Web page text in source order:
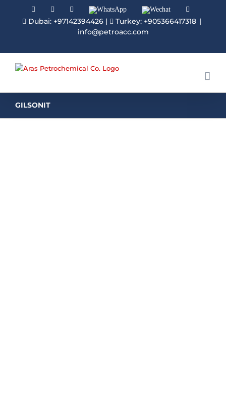
FacebookLinkedinInstagramWhatsApp Wechat
Dubai: +97142394426| Turkey: +905366417318 |
info@petroacc.com
GILSONIT